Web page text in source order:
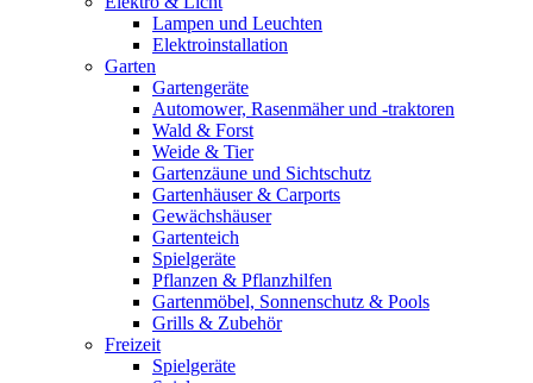
Lampen und Leuchten
Elektroinstallation
Garten
Gartengeräte
Automower, Rasenmäher und -traktoren
Wald & Forst
Weide & Tier
Gartenzäune und Sichtschutz
Gartenhäuser & Carports
Gewächshäuser
Gartenteich
Spielgeräte
Pflanzen & Pflanzhilfen
Gartenmöbel, Sonnenschutz & Pools
Grills & Zubehör
Freizeit
Spielgeräte